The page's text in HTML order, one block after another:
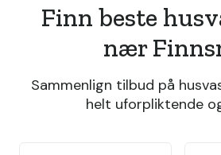
Finn beste
nær
Sammenlign tilbud på
helt uforpliktende